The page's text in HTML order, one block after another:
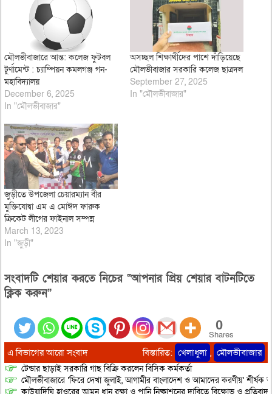
মৌলভীবাজারে আন্ত: কলেজ ফুটবল
টুর্ণামেন্ট : চ্যাম্পিয়ন কমলগঞ্জ গন-
মহাবিদ্যালয়
December 6, 2025
In "মৌলভীবাজার"
অসচ্ছল শিক্ষার্থীদের পাশে দাঁড়িয়েছে
মৌলভীবাজার সরকারি কলেজ ছাত্রদল
September 27, 2025
In "মৌলভীবাজার"
জুড়ীতে উপজেলা চেয়ারম্যান বীর
মুক্তিযোদ্বা এম এ মোঈদ ফারুক
ক্রিকেট লীগের ফাইনাল সম্পন্ন
March 13, 2023
In "জুড়ী"
সংবাদটি শেয়ার করতে নিচের “আপনার প্রিয় শেয়ার বাটনটিতে
ক্লিক করুন”
0
Shares
এ বিভাগের আরো সংবাদ বিস্তারিত: খেলাধুলা , মৌলভীবাজার
টেন্ডার ছাড়াই সরকারি গাছ বিক্রি করলেন বিসিক কর্মকর্তা
মৌলভীবাজারে ‘ফিরে দেখা জুলাই, আগামীর বাংলাদেশ ও আমাদের করণীয়’ শীর্ষক